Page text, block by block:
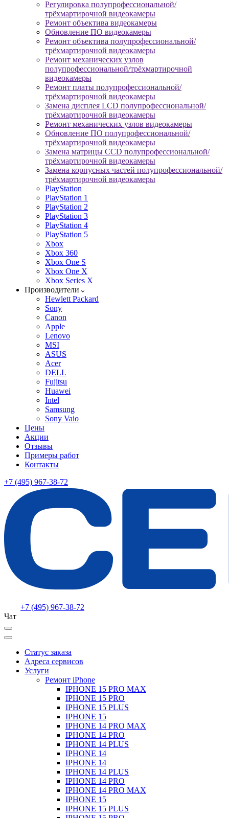
Регулировка полупрофессиональной/
трёхмартирочной видеокамеры
Ремонт объектива видеокамеры
Обновление ПО видеокамеры
Ремонт объектива полупрофессиональной/
трёхмартирочной видеокамеры
Ремонт механических узлов
полупрофессиональной/трёхмартирочной
видеокамеры
Ремонт платы полупрофессиональной/
трёхмартирочной видеокамеры
Замена дисплея LCD полупрофессиональной/
трёхмартирочной видеокамеры
Ремонт механических узлов видеокамеры
Обновление ПО полупрофессиональной/
трёхмартирочной видеокамеры
Замена матрицы CCD полупрофессиональной/
трёхмартирочной видеокамеры
Замена корпусных частей полупрофессиональной/
трёхмартирочной видеокамеры
PlayStation
PlayStation 1
PlayStation 2
PlayStation 3
PlayStation 4
PlayStation 5
Xbox
Xbox 360
Xbox One S
Xbox One X
Xbox Series X
Производители
Hewlett Packard
Sony
Canon
Apple
Lenovo
MSI
ASUS
Acer
DELL
Fujitsu
Huawei
Intel
Samsung
Sony Vaio
Цены
Акции
Отзывы
Примеры работ
Контакты
+7 (495) 967-38-72
+7 (495) 967-38-72
Чат
Статус заказа
Адреса сервисов
Услуги
Ремонт iPhone
IPHONE 15 PRO MAX
IPHONE 15 PRO
IPHONE 15 PLUS
IPHONE 15
IPHONE 14 PRO MAX
IPHONE 14 PRO
IPHONE 14 PLUS
IPHONE 14
IPHONE 14
IPHONE 14 PLUS
IPHONE 14 PRO
IPHONE 14 PRO MAX
IPHONE 15
IPHONE 15 PLUS